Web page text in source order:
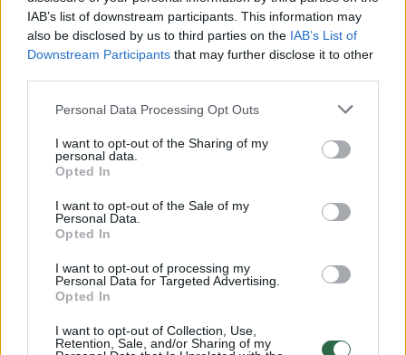
IAB’s list of downstream participants. This information may
also be disclosed by us to third parties on the IAB’s List of
Downstream Participants that may further disclose it to other
Personal Data Processing Opt Outs
I want to opt-out of the Sharing of my
personal data.
Opted In
I want to opt-out of the Sale of my
Personal Data.
Opted In
I want to opt-out of processing my
Personal Data for Targeted Advertising.
Opted In
I want to opt-out of Collection, Use,
Retention, Sale, and/or Sharing of my
Žiūrimiausi įrašai
vaiko gyvybių išgelbėti nepavyko
Žinios | Lietuvos diena
Nufilmavo, kaip patvino Vilniaus Vakarinis aplinkkelis:
Žinios | Lietuvos diena